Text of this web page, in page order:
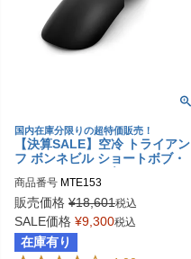
国内在庫分限りの超特価販売！
【決算SALE】空冷 トライアン
フ ボンネビル ショートボブ・
フ空冷ツインキャストホイール
用 ブラック
商品番号 MTE153
販売価格 ¥18,601税込
SALE価格 ¥9,300税込
在庫有り